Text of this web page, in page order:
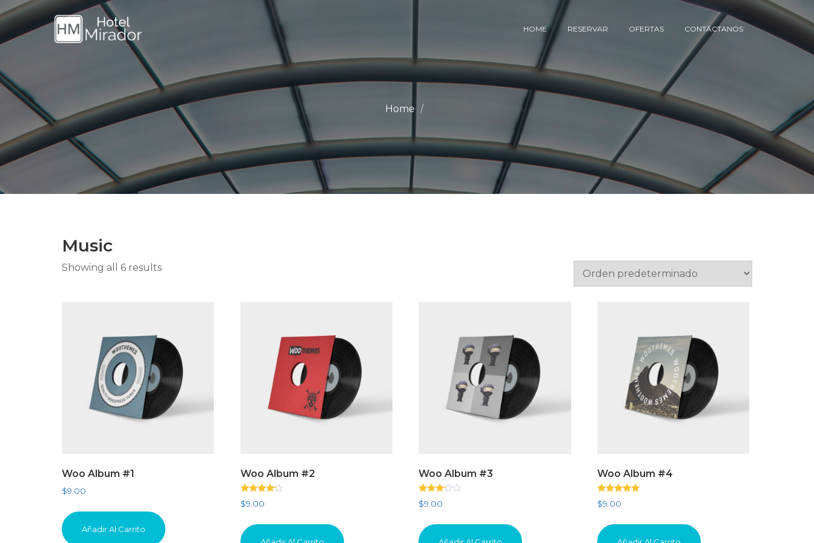
HOME RESERVAR OFERTAS CONTÁCTANOS
Home
Music
Showing all 6 results
Woo Album #1
$9.00
Añadir Al Carrito
Woo Album #2
Valorado
con
de 5
$9.00
Woo Album #3
Valorado
con
de 5
$9.00
Woo Album #4
Valorado
con
de 5
$9.00